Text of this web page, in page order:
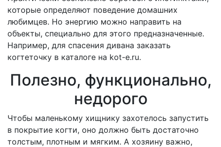
которые определяют поведение домашних
любимцев. Но энергию можно направить на
объекты, специально для этого предназначенные.
Например, для спасения дивана заказать
когтеточку в каталоге на kot-e.ru.
Полезно, функционально,
недорого
Чтобы маленькому хищнику захотелось запустить
в покрытие когти, оно должно быть достаточно
толстым, плотным и мягким. А хозяину важно,